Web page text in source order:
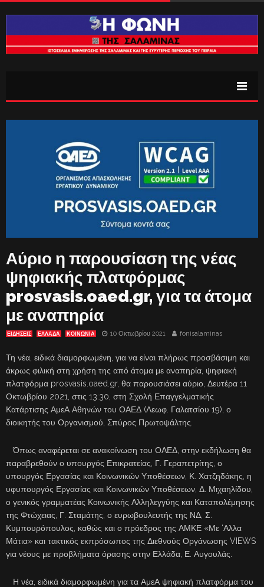
Αύριο η παρουσίαση της νέας
ψηφιακής πλατφόρμας
prosvasis.oaed.gr, για τα άτομα
με αναπηρία
ΕΙΔΗΣΕΙΣ ΕΛΛΑΔΑ ΚΟΙΝΩΝΙΑ 10 Οκτωβρίου 2021 fonisalaminas
Τη νέα, ειδικά διαμορφωμένη, για να είναι πλήρως προσβάσιμη και
άκρως φιλική στη χρήση της από άτομα με αναπηρία, ψηφιακή
πλατφόρμα prosvasis.oaed.gr, θα παρουσιάσει αύριο, Δευτέρα 11
Οκτωβρίου 2021, στις 13:30, στη Σχολή Επαγγελματικής
Κατάρτισης ΑμεΑ Αθηνών του ΟΑΕΔ (Λεωφ. Γαλατσίου 19), ο
διοικητής του Οργανισμού, Σπύρος Πρωτοψάλτης.
Όπως αναφέρεται σε ανακοίνωση του ΟΑΕΔ, στην εκδήλωση θα
παραβρεθούν ο υπουργός Επικρατείας, Γ. Γεραπετρίτης, ο
υπουργός Εργασίας και Κοινωνικών Υποθέσεων, Κ. Χατζηδάκης, η
υφυπουργός Εργασίας και Κοινωνικών Υποθέσεων, Δ. Μιχαηλίδου,
ο γενικός γραμματέας Κοινωνικής Αλληλεγγύης και Καταπολέμησης
της Φτώχειας, Γ. Σταμάτης, ο ευρωβουλευτής της ΝΔ, Σ.
Κυμπουρόπουλος, καθώς και ο πρόεδρος της ΑΜΚΕ «Με ‘Αλλα
Μάτια» και τακτικός εκπρόσωπος της Διεθνούς Οργάνωσης VIEWS
για νέους με προβλήματα όρασης στην Ελλάδα, Ε. Αυγουλάς.
Η νέα, ειδικά διαμορφωμένη για τα ΑμεΑ ψηφιακή πλατφόρμα του